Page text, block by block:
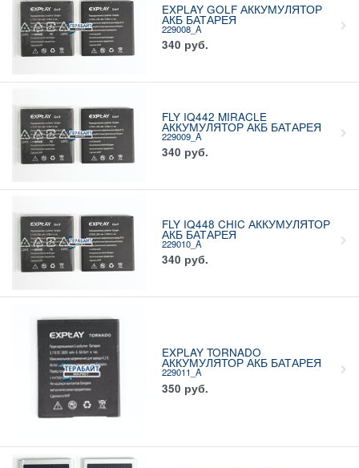
EXPLAY GOLF АККУМУЛЯТОР
АКБ БАТАРЕЯ
229008_A
340 руб.
FLY IQ442 MIRACLE
АККУМУЛЯТОР АКБ БАТАРЕЯ
229009_A
340 руб.
FLY IQ448 CHIC АККУМУЛЯТОР
АКБ БАТАРЕЯ
229010_A
340 руб.
EXPLAY TORNADO
АККУМУЛЯТОР АКБ БАТАРЕЯ
229011_A
350 руб.